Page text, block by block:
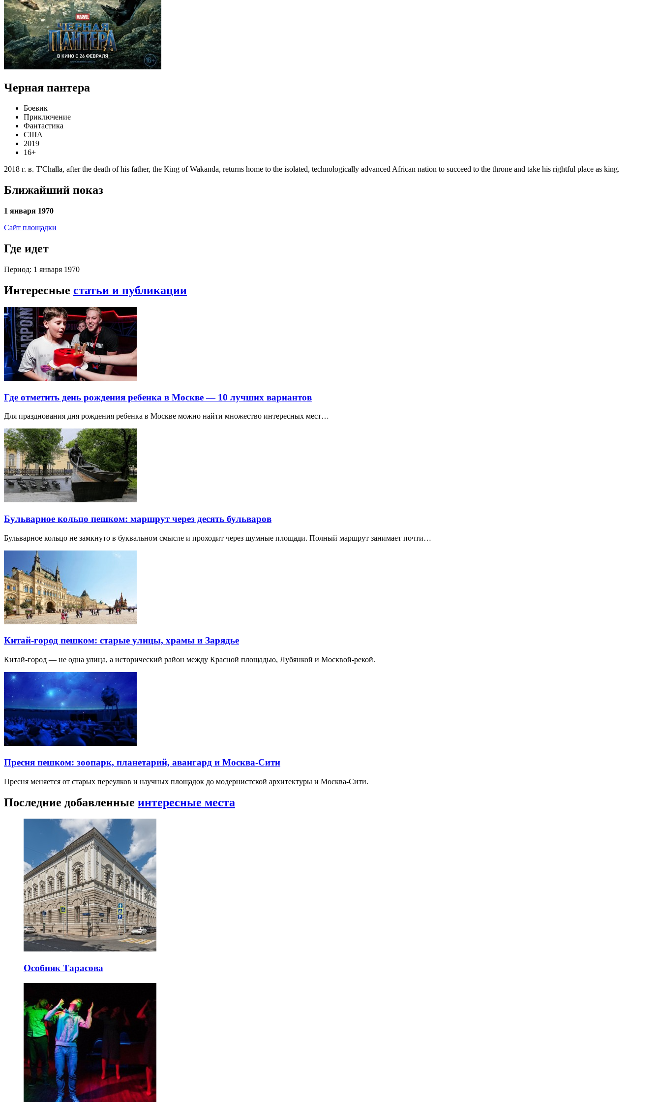
Черная пантера
Боевик
Приключение
Фантастика
США
2019
16+
2018 г. в. T'Challa, after the death of his father, the King of Wakanda, returns home to the isolated, technologically advanced African nation to succeed to the throne and take his rightful place as king.
Ближайший показ
1 января 1970
Сайт площадки
Где идет
Период: 1 января 1970
Интересные статьи и публикации
Где отметить день рождения ребенка в Москве — 10 лучших вариантов
Для празднования дня рождения ребенка в Москве можно найти множество интересных мест…
Бульварное кольцо пешком: маршрут через десять бульваров
Бульварное кольцо не замкнуто в буквальном смысле и проходит через шумные площади. Полный маршрут занимает почти…
Китай-город пешком: старые улицы, храмы и Зарядье
Китай-город — не одна улица, а исторический район между Красной площадью, Лубянкой и Москвой-рекой.
Пресня пешком: зоопарк, планетарий, авангард и Москва-Сити
Пресня меняется от старых переулков и научных площадок до модернистской архитектуры и Москва-Сити.
Последние добавленные интересные места
Особняк Тарасова